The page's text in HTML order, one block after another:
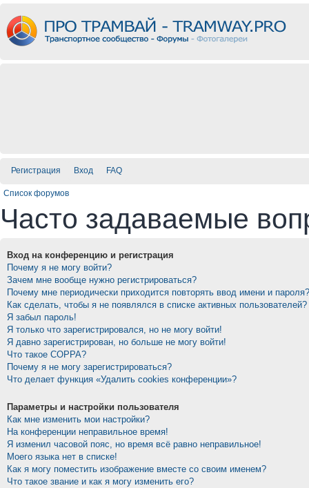
Регистрация Вход FAQ
Список форумов
Часто задаваемые
Вход на конференцию и регистрация
Почему я не могу войти?
Зачем мне вообще нужно регистрироваться?
Почему мне периодически приходится повторять ввод имени и пароля?
Как сделать, чтобы я не появлялся в списке активных пользователей?
Я забыл пароль!
Я только что зарегистрировался, но не могу войти!
Я давно зарегистрирован, но больше не могу войти!
Что такое COPPA?
Почему я не могу зарегистрироваться?
Что делает функция «Удалить cookies конференции»?
Параметры и настройки пользователя
Как мне изменить мои настройки?
На конференции неправильное время!
Я изменил часовой пояс, но время всё равно неправильное!
Моего языка нет в списке!
Как я могу поместить изображение вместе со своим именем?
Что такое звание и как я могу изменить его?